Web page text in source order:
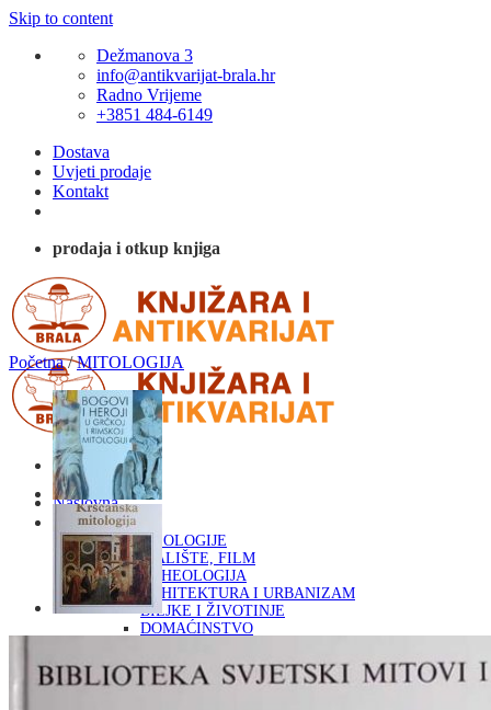
Skip to content
Dežmanova 3
info@antikvarijat-brala.hr
Radno Vrijeme
+3851 484-6149
Dostava
Uvjeti prodaje
Kontakt
prodaja i otkup knjiga
Naslovna
KNJIGE
OD ARHEOLOGIJE
DO KAZALIŠTE, FILM
ARHEOLOGIJA
ARHITEKTURA I URBANIZAM
BILJKE I ŽIVOTINJE
DOMAĆINSTVO
ETNOLOGIJA
FILOZOFIJA, SOCIOLOGIJA, ANTROPOLOGIJA
Početna / MITOLOGIJA